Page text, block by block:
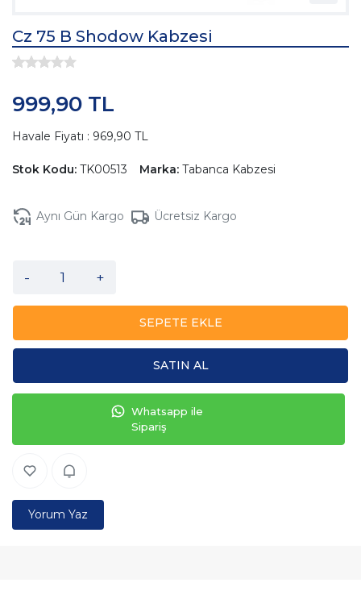
Cz 75 B Shodow Kabzesi
999,90 TL
Havale Fiyatı : 969,90 TL
Stok Kodu: TK00513 Marka: Tabanca Kabzesi
Aynı Gün Kargo Ücretsiz Kargo
- +
SEPETE EKLE
SATIN AL
Whatsapp ile
Sipariş
Yorum Yaz